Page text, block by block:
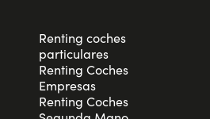
Renting coches
particulares
Renting Coches
Empresas
Renting Coches